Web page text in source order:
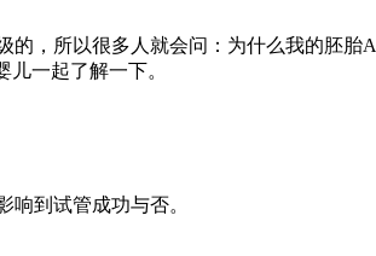
，所以很多人就会问：为什么我的胚
一起了解一下。
到试管成功与否。